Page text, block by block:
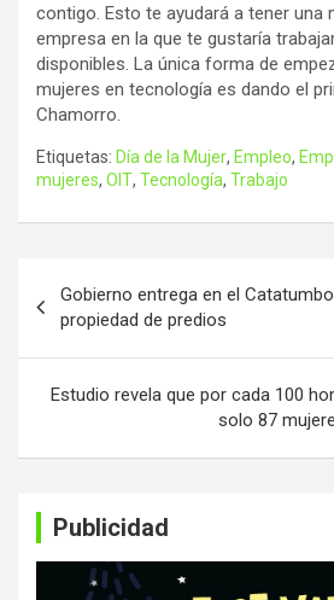
contigo. Esto te ayudará a tener una
empresa en la que te gustaría
disponibles. La única forma de
mujeres en tecnología es dando el
Chamorro.
Etiquetas: Día de la Mujer, Empleo,
mujeres, OIT, Tecnología, Trabajo
de
entradas
Gobierno entrega en el
propiedad de predios
Estudio revela que por cada 100
solo 87
Publicidad